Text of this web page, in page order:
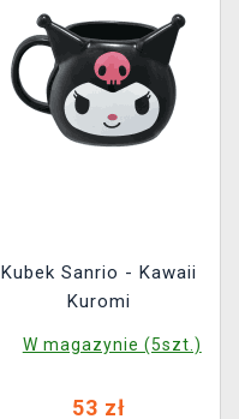
Kubek Sanrio - Kawaii
Kuromi
W magazynie (5szt.)
53 zł